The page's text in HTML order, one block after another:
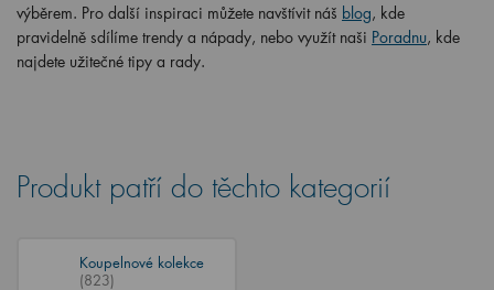
výběrem. Pro další inspiraci můžete navštívit náš blog, kde
pravidelně sdílíme trendy a nápady, nebo využít naši Poradnu, kde
najdete užitečné tipy a rady.
Produkt patří do těchto kategorií
Koupelnové kolekce
(823)